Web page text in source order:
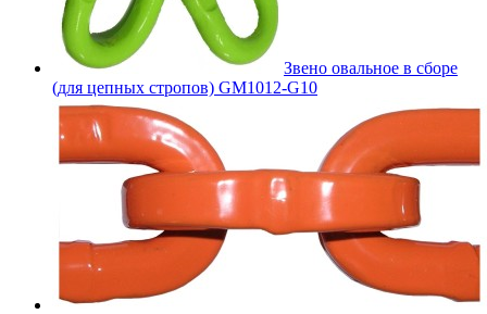
Звено овальное в сборе
(для цепных стропов) GM1012-G10